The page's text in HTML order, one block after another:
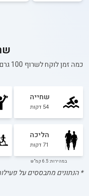
כמה זמן לוקח לשרוף 100 גרם של
שחייה
54 דקות
הליכה
71דקות
במהירות: 6.5 קמ"ש
* הנתונים מתבססים על